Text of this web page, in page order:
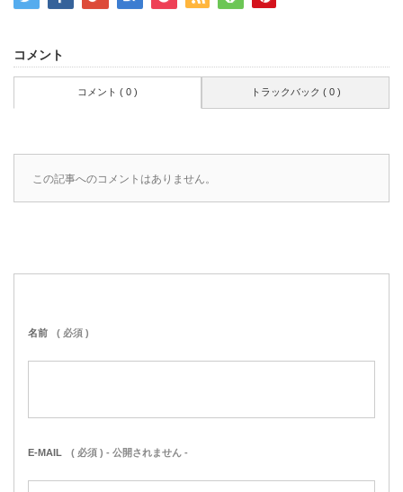
コメント
コメント ( 0 ) トラックバック ( 0 )
この記事へのコメントはありません。
名前 ( 必須 )
E-MAIL ( 必須 ) - 公開されません -